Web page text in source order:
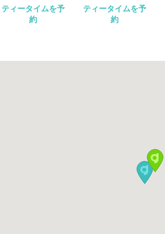
ティータイムを予
約
ティータイムを予
約